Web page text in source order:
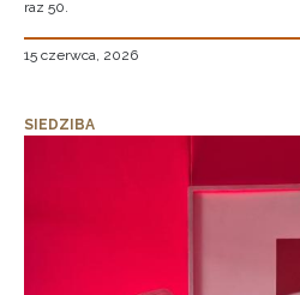
raz 50.
15 czerwca, 2026
SIEDZIBA